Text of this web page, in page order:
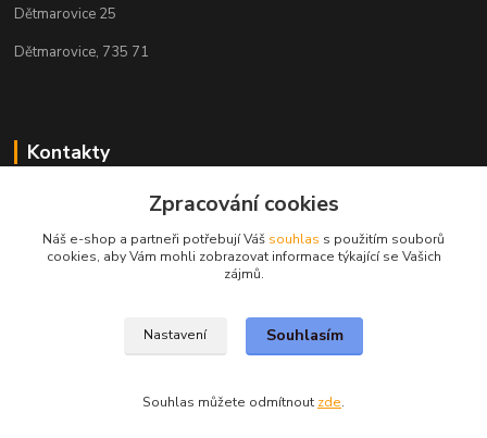
Dětmarovice 25
Dětmarovice, 735 71
Kontakty
+420 731 444 327
obchod@volak.net
Zpracování cookies
Náš e-shop a partneři potřebují Váš souhlas s použitím souborů
cookies, aby Vám mohli zobrazovat informace týkající se Vašich
zájmů.
Nastavení Souhlasím
Souhlas můžete odmítnout zde.